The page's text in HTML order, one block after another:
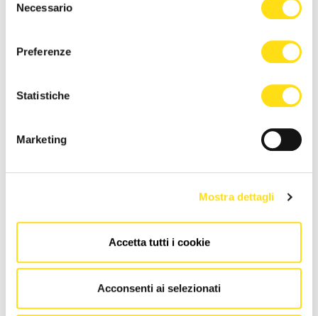
delNecessario
Preferenze
Statistiche
Marketing
Mostra dettagli
Accetta tutti i cookie
Acconsenti ai selezionati
“La Minaccia di Allah” di
evento dedicato alla [...]
Bandiere rosse a Santa
Dipiazza: “Memoria storica
POLITICA
Razza (Lega): “Piazza Libertà va
27 Maggio 2026